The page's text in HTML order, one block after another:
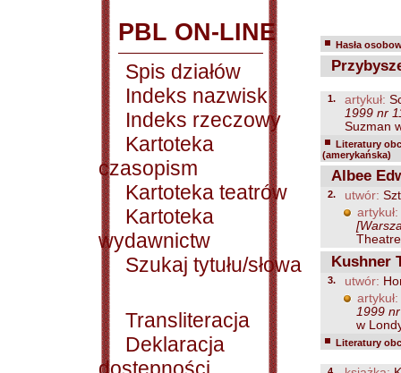
PBL ON-LINE
Spis działów
Indeks nazwisk
Indeks rzeczowy
Kartoteka
czasopism
Kartoteka teatrów
Kartoteka
wydawnictw
Szukaj tytułu/słowa
Transliteracja
Deklaracja
Hasła
1. artykuł:
1999 nr
Suzman
Literatury
(amerykańska)
Albee
2. utwór:
artykuł:
Kushner
3. utwór:
artykuł:
1999
w
Literatury